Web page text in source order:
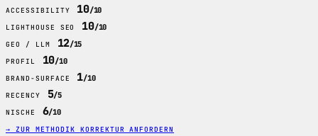
ACCESSIBILITY 10/10
LIGHTHOUSE SEO 10/10
GEO / LLM 12/15
PROFIL 10/10
BRAND-SURFACE 1/10
RECENCY 5/5
NISCHE 6/10
→ ZUR METHODIK KORREKTUR ANFORDERN